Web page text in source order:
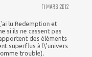
11 MARS 2012
lu Redemption et
si ils ne cassent pas
des éléments
superflus à l\'univers
trouble).